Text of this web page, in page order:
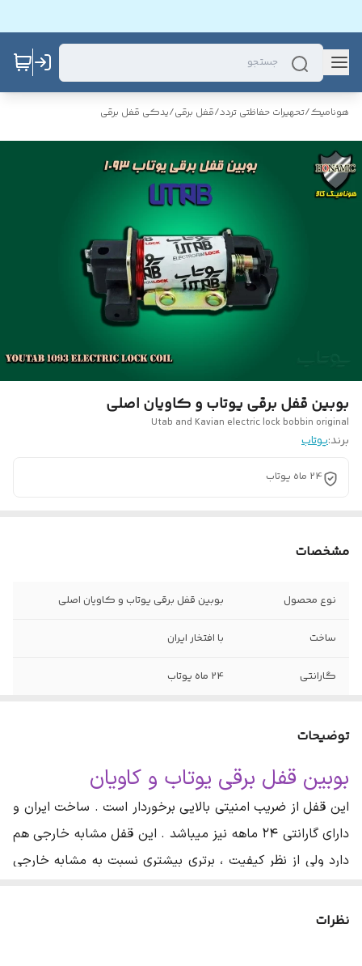
هونامیک/تحهیرات حفاظتی تردد/قفل برقی/یدکی قفل برقی
بوبین قفل برقی یوتاب و کاویان اصلی
Utab and Kavian electric lock bobbin original
برند:یوتاب
24 ماه یوتاب
مشخصات
نوع محصول بوبین قفل برقی یوتاب و کاویان اصلی
ساخت با افتخار ایران
گارانتی 24 ماه یوتاب
وضعیت محصول آکبند
نحوه عملکرد برقی
توضیحات
بوبین قفل برقی یوتاب و کاویان
این قفل از ضریب امنیتی بالایی برخوردار است . ساخت ایران و
دارای گارانتی ۲۴ ماهه نیز میباشد . این قفل مشابه خارجی هم
دارد ولی از نظر کیفیت ، برتری بیشتری نسبت به مشابه خارجی
است .
نظرات